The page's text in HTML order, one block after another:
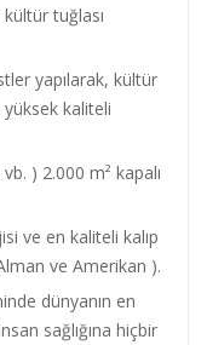
tuğlası
yapılarak, kültür
kaliteli
) 2.000 m² kapalı
ve en kaliteli kalıp
ve Amerikan ).
dünyanın en
sağlığına hiçbir